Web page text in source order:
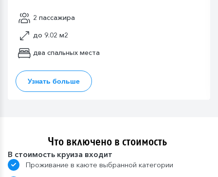
2 пассажира
до 9.02 м2
два спальных места
Узнать больше
Что включено в стоимость
В стоимость круиза входит
Проживание в каюте выбранной категории